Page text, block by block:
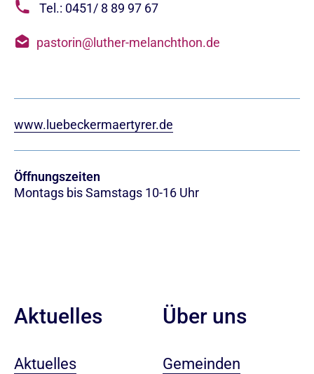
Tel.: 0451/ 8 89 97 67
pastorin@luther-melanchthon.de
www.luebeckermaertyrer.de
Öffnungszeiten
Montags bis Samstags 10-16 Uhr
Aktuelles
Aktuelles
Über uns
Gemeinden